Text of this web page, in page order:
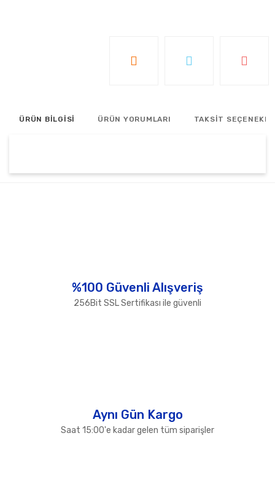
ÜRÜN BİLGİSİ ÜRÜN YORUMLARI TAKSİT
Ürün fiyatı diğer sitelerden daha pahalı.
%100 Güvenli Alışveriş
256Bit SSL Sertifikası ile güvenli
Aynı Gün Kargo
Saat 15:00'e kadar gelen tüm siparişler